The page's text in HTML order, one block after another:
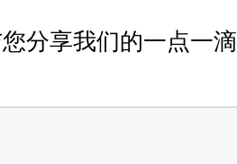
分享我们的一点一滴